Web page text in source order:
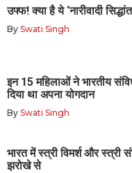
उफ्फ! क्या है ये ‘नारीवादी
By Swati Singh
इन 15 महिलाओं ने भारतीय
दिया था अपना योगदान
By Swati Singh
भारत में स्त्री विमर्श और स्त्री
झरोखे से